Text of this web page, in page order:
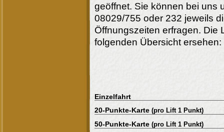
geöffnet. Sie können bei uns
08029/755 oder 232 jeweils
Öffnungszeiten erfragen. Die
folgenden Übersicht ersehen:
Einzelfahrt
20-Punkte-Karte (pro Lift 1 Punkt)
50-Punkte-Karte (pro Lift 1 Punkt)